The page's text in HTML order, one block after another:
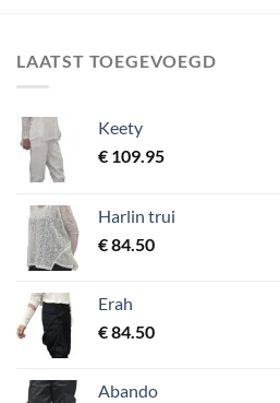
LAATST TOEGEVOEGD
Keety
€ 109.95
Harlin trui
€84.50
Erah
€84.50
Abando